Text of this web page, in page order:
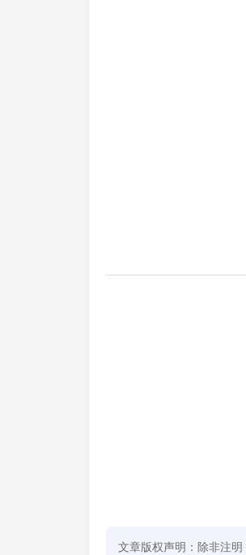
文章版权声明：除非注明